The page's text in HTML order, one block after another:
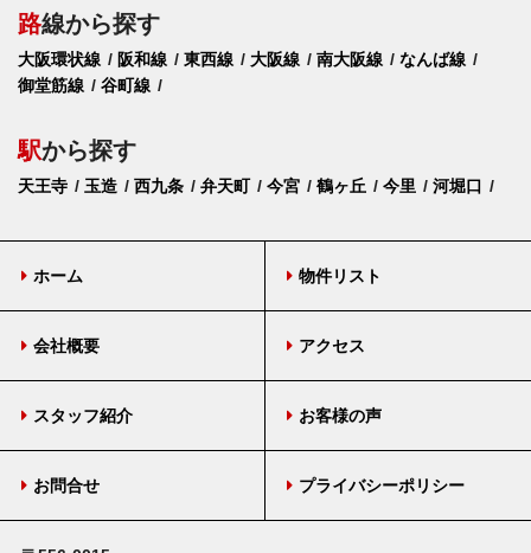
路線から探す
大阪環状線 阪和線 東西線 大阪線 南大阪線
なんば線
御堂筋線
谷町線
駅から探す
天王寺 玉造 西九条 弁天町 今宮 鶴ヶ丘 今里 河堀口
ホーム 物件リスト
会社概要 アクセス
スタッフ紹介 お客様の声
お問合せ プライバシーポリシー